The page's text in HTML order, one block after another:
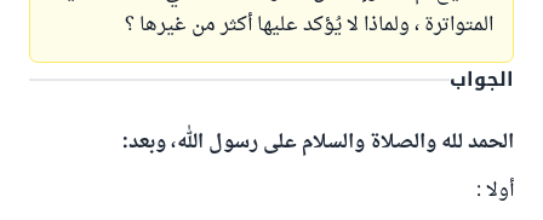
المتواترة ، ولماذا لا يُؤكد عليها أكثر من غيرها ؟
الجواب
الحمد لله والصلاة والسلام على رسول الله، وبعد:
أولا :